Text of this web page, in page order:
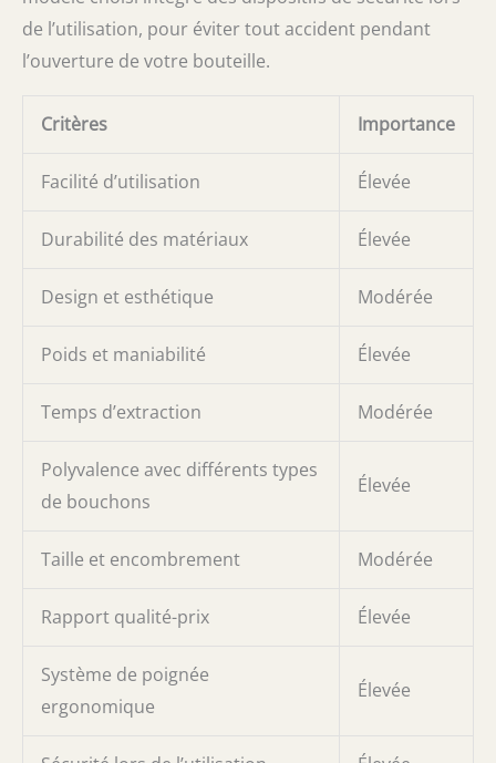
de l’utilisation, pour éviter tout accident pendant
l’ouverture de votre bouteille.
Critères Importance
Facilité d’utilisation Élevée
Durabilité des matériaux Élevée
Design et esthétique Modérée
Poids et maniabilité Élevée
Temps d’extraction Modérée
Polyvalence avec différents types
de bouchons
Élevée
Taille et encombrement Modérée
Rapport qualité-prix Élevée
Système de poignée
ergonomique
Élevée